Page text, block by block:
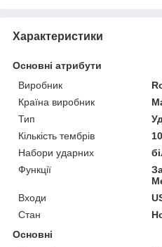
Характеристики
Основні атрибути
Виробник
Країна виробник
Тип
Кількість тембрів
Набори ударних
Функції
Входи
Стан
Основні